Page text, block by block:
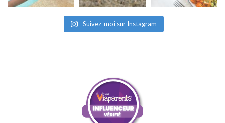
Suivez-moi sur Instagram